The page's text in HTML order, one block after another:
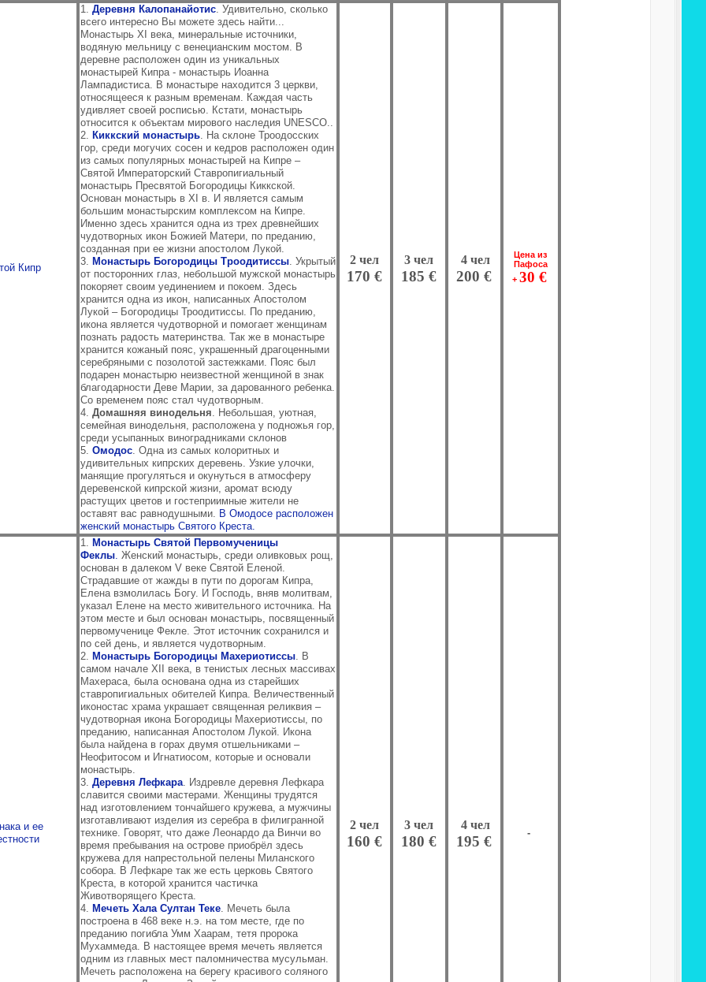
Кипр
1.Деревня Калопанайотис. Удивительно, сколько
всего интересно Вы можете здесь найти...
Монастырь XI века, минеральные источники,
водяную мельницу с венецианским мостом. В
деревне расположен один из уникальных
монастырей Кипра - монастырь Иоанна
Лампадистиса. В монастыре находится 3 церкви,
относящееся к разным временам. Каждая часть
удивляет своей росписью. Кстати, монастырь
относится к объектам мирового наследия UNESCO..
2. Киккский монастырь. На склоне Троодосских
гор, среди могучих сосен и кедров расположен один
из самых популярных монастырей на Кипре –
Святой Императорский Ставропигиальный
монастырь Пресвятой Богородицы Киккской.
Основан монастырь в XI в. И является самым
большим монастырским комплексом на Кипре.
Именно здесь хранится одна из трех древнейших
чудотворных икон Божией Матери, по преданию,
созданная при ее жизни апостолом Лукой.
3. Монастырь Богородицы Троодитиссы. Укрытый
от посторонних глаз, небольшой мужской монастырь
покоряет своим уединением и покоем. Здесь
хранится одна из икон, написанных Апостолом
Лукой – Богородицы Троодитиссы. По преданию,
икона является чудотворной и помогает женщинам
познать радость материнства. Так же в монастыре
хранится кожаный пояс, украшенный драгоценными
серебряными с позолотой застежками. Пояс был
подарен монастырю неизвестной женщиной в знак
благодарности Деве Марии, за дарованного ребенка.
Со временем пояс стал чудотворным.
4.Домашняя винодельня. Небольшая, уютная,
семейная винодельня, расположена у подножья гор,
среди усыпанных виноградниками склонов
5.Омодос. Одна из самых колоритных и
удивительных кипрских деревень. Узкие улочки,
манящие прогуляться и окунуться в атмосферу
деревенской кипрской жизни, аромат всюду
растущих цветов и гостеприимные жители не
оставят вас равнодушными. В Омодосе расположен
женский монастырь Святого Креста.
2 чел
170 €
3 чел
185 €
4 чел
200 €
Цена из
Пафоса
+ 30 €
и ее
1. Монастырь Святой Первомученицы
Феклы. Женский монастырь, среди оливковых рощ,
основан в далеком V веке Святой Еленой.
Страдавшие от жажды в пути по дорогам Кипра,
Елена взмолилась Богу. И Господь, вняв молитвам,
указал Елене на место живительного источника. На
этом месте и был основан монастырь, посвященный
первомученице Фекле. Этот источник сохранился и
по сей день, и является чудотворным.
2. Монастырь Богородицы Махериотиссы. В
самом начале XII века, в тенистых лесных массивах
Махераса, была основана одна из старейших
ставропигиальных обителей Кипра. Величественный
иконостас храма украшает священная реликвия –
чудотворная икона Богородицы Махериотиссы, по
преданию, написанная Апостолом Лукой. Икона
была найдена в горах двумя отшельниками –
Неофитосом и Игнатиосом, которые и основали
монастырь.
3.Деревня Лефкара. Издревле деревня Лефкара
славится своими мастерами. Женщины трудятся
над изготовлением тончайшего кружева, а мужчины
изготавливают изделия из серебра в филигранной
технике. Говорят, что даже Леонардо да Винчи во
время пребывания на острове приобрёл здесь
кружева для напрестольной пелены Миланского
собора. В Лефкаре так же есть церковь Святого
Креста, в которой хранится частичка
Животворящего Креста.
4. Мечеть Хала Султан Теке. Мечеть была
построена в 468 веке н.э. на том месте, где по
преданию погибла Умм Хаарам, тетя пророка
Мухаммеда. В настоящее время мечеть является
одним из главных мест паломничества мусульман.
Мечеть расположена на берегу красивого соляного
2 чел
160 €
3 чел
180 €
4 чел
195 €
-